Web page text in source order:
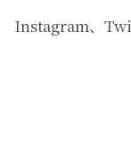
Instagram、